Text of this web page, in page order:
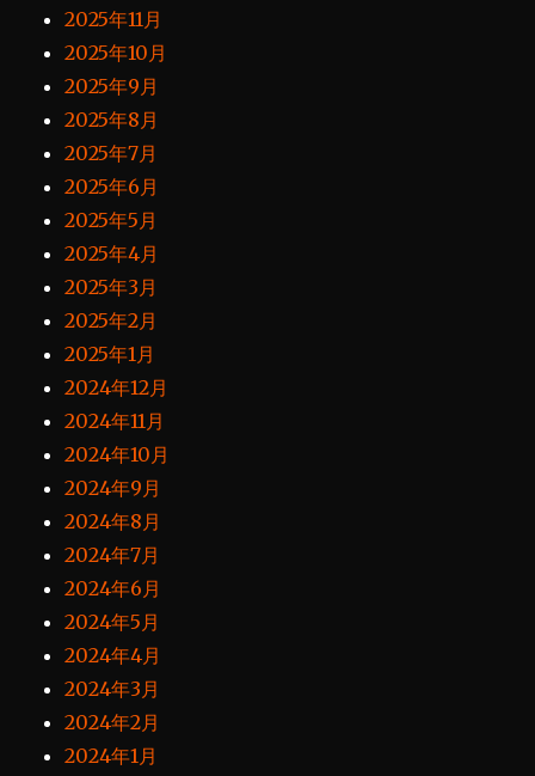
2025年11月
2025年10月
2025年9月
2025年8月
2025年7月
2025年6月
2025年5月
2025年4月
2025年3月
2025年2月
2025年1月
2024年12月
2024年11月
2024年10月
2024年9月
2024年8月
2024年7月
2024年6月
2024年5月
2024年4月
2024年3月
2024年2月
2024年1月